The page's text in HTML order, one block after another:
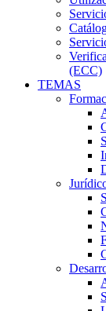
(ECC)
TEMAS